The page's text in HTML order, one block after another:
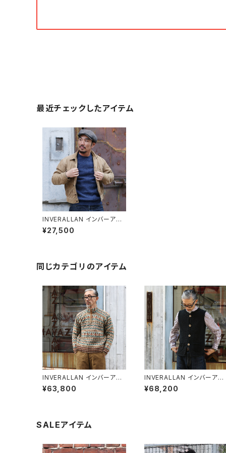
最近チェックしたアイテム
INVERALLAN インバーアラ
ン シェットランドセーター DE
NIM(デニム)
¥27,500
同じカテゴリのアイテム
INVERALLAN インバーアラ
ン ハンドニット フェアアイル
ウールセーター
¥63,800
INVERALLAN インバーアラ
ン コットンニットベスト 全2色
¥68,200
SALEアイテム